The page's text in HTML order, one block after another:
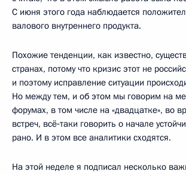
С июня этого года наблюдается
валового внутреннего продукта.
Похожие тенденции, как известно,
странах, потому что кризис этот не
и поэтому исправление ситуации
Но между тем, и об этом мы говорим на
форумах, в том числе на «двадцатке», во
встреч, всё‑таки говорить о начале
рано. И в этом все аналитики сходятся.
На этой неделе я подписал несколько